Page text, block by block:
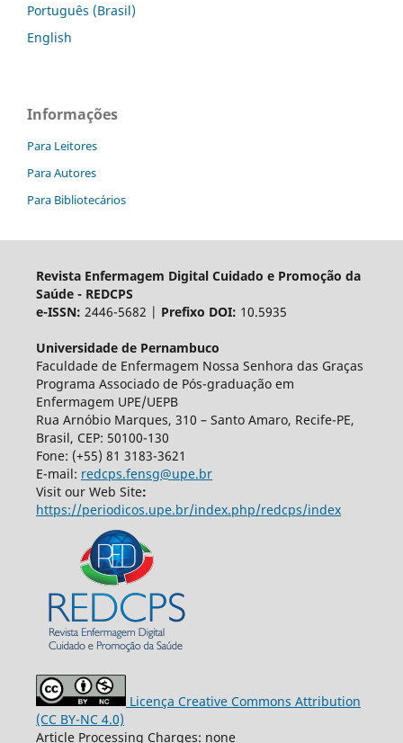
Português (Brasil)
English
Informações
Para Leitores
Para Autores
Para Bibliotecários
Revista Enfermagem Digital Cuidado e Promoção da
Saúde - REDCPS
e-ISSN: 2446-5682 | Prefixo DOI: 10.5935
Universidade de Pernambuco
Faculdade de Enfermagem Nossa Senhora das Graças
Programa Associado de Pós-graduação em
Enfermagem UPE/UEPB
Rua Arnóbio Marques, 310 – Santo Amaro, Recife-PE,
Brasil, CEP: 50100-130
Fone: (+55) 81 3183-3621
E-mail: redcps.fensg@upe.br
Visit our Web Site:
https://periodicos.upe.br/index.php/redcps/index
Licença Creative Commons Attribution
(CC BY-NC 4.0)
Article Processing Charges: none